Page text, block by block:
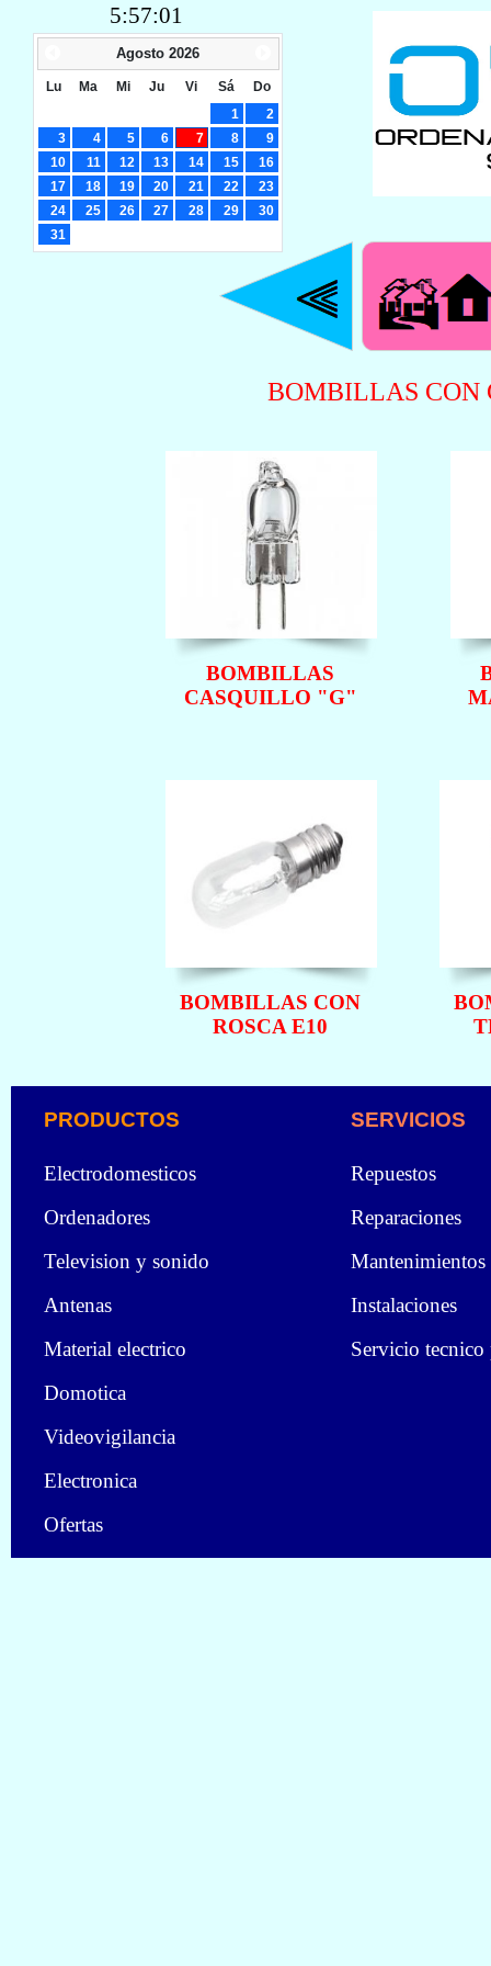
BOMBILLAS
CASQUILLO "G"
BOMBILLAS CON
ROSCA E10
5:57:02
Agosto 2026
Lu Ma Mi Ju Vi Sá
Do
1
2
3
4 5 6 7 8
9
10
11 12 13 14 15
16
17
18 19 20 21 22
23
24
25 26 27 28 29
30
31
BOMBILLAS CON
Repuestos
Reparaciones
Mantenimientos
Instalaciones
Servicio
Electrodomesticos
Ordenadores
Television y sonido
Antenas
Material electrico
Domotica
Videovigilancia
Electronica
Ofertas
PRODUCTOS SERVICIOS